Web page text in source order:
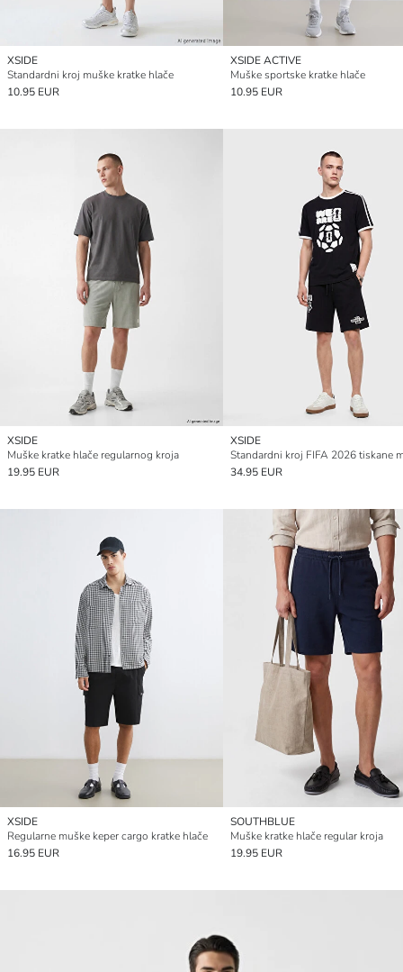
XSIDE
Standardni kroj muške kratke hlače
10.95 EUR
XSIDE ACTIVE
Muške sportske kratke hlače
10.95 EUR
XSIDE
Muške kratke hlače regularnog kroja
19.95 EUR
XSIDE
34.95 EUR
XSIDE
Regularne muške keper cargo kratke hlače
16.95 EUR
SOUTHBLUE
Muške kratke hlače regular kroja
19.95 EUR